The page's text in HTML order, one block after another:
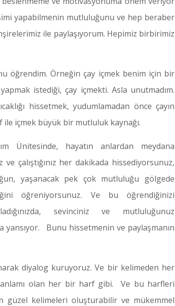
yapabilmenin mutluluğunu ve hep beraber
ile paylaşıyorum. Hepimiz birbirimiz
öğrendim. Örneğin çay içmek benim için bir
istediği, çay içmekti. Asla unutmadım.
hissetmek, yudumlamadan önce çayın
içmek büyük bir mutluluk kaynağı.
Ünitesinde, hayatın anlardan meydana
ve çalıştığınız her dakikada hissediyorsunuz,
yaşanacak pek çok mutluluğu gölgede
öğreniyorsunuz. Ve bu öğrendiğinizi
sevinciniz ve mutluluğunuz
yansıyor. Bunu hissetmenin ve paylaşmanın
diyalog kuruyoruz. Ve bir kelimeden her
anlamı olan her bir harf gibi. Ve bu harfleri
güzel kelimeleri oluşturabilir ve mükemmel